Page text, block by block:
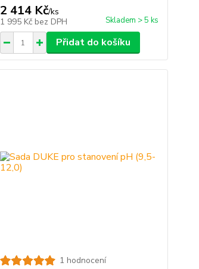
2 414 Kč/ks
1 995 Kč bez DPH Skladem > 5 ks
Přidat do košíku
1 hodnocení